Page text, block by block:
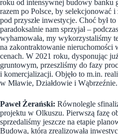
roku od intensywnej budowy banku
razem po Polsce, by selekcjonować i
pod przyszłe inwestycje. Choć był
paradoksalnie nam sprzyjał –
wyhamowała, my wykorzystaliśmy
na zakontraktowanie nieruchomości
cenach. W 2021 roku, dysponując
gruntowym, przeszliśmy do fazy
i komercjalizacji. Objęło to m.in.
w Mławie, Działdowie i Wąbrzeźnie.
Paweł Żerański: Równolegle
projektu w Olkuszu. Pierwszą fazę
sprzedaliśmy jeszcze na etapie
Budowa, która zrealizowała